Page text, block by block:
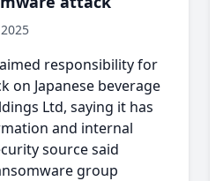
responsibility for
on Japanese beverage
Ltd, saying it has
and internal
source said
group